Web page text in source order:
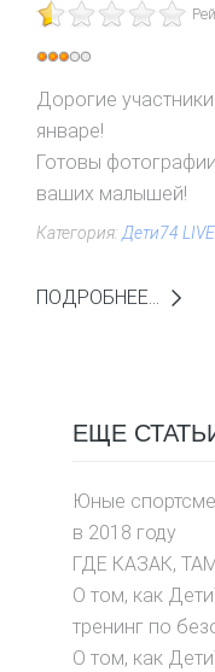
Рейтинг:
3
Дорогие
январе!
Готовы
ваших малышей!
Категория: Дети74 LIVE
ПОДРОБНЕЕ...
ЕЩЕ
Юные
в 2018 году
ГДЕ КАЗАК,
О том, как
тренинг по
О том, как